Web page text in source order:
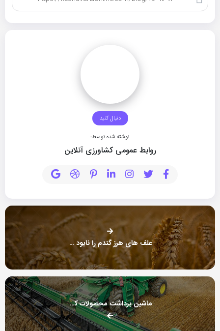
دنبال کنید
نوشته شده توسط:
روابط عمومی کشاورزی آنلاین
علف های هرز گندم را نابود کنید
ماشین برداشت محصولات کشاورزی